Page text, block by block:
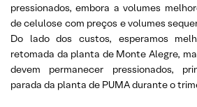
pressionados, embora a volumes
de celulose com preços e volumes
Do lado dos custos, esperamos
retomada da planta de Monte Alegre,
devem permanecer pressionados,
parada da planta de PUMA durante o